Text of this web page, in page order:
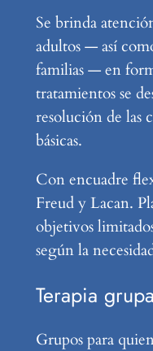
Se brinda
adultos — así
familias — en
tratamientos se
resolución de las
básicas.
Con encuadre
Freud y Lacan.
objetivos
según la
Terapia
Grupos para